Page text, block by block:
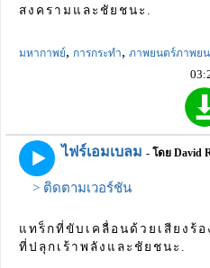
สงครามและชัยชนะ.
มหากาพย์, การกระทำ, ภาพยนตร์ภาพย
ไฟร์เอมเบลม - โดย David
> ติดตามเวอร์ชัน
แทร็กที่ขับเคลื่อนด้วยเสียงร้อ
ที่ปลุกเร้าพลังและชัยชนะ.